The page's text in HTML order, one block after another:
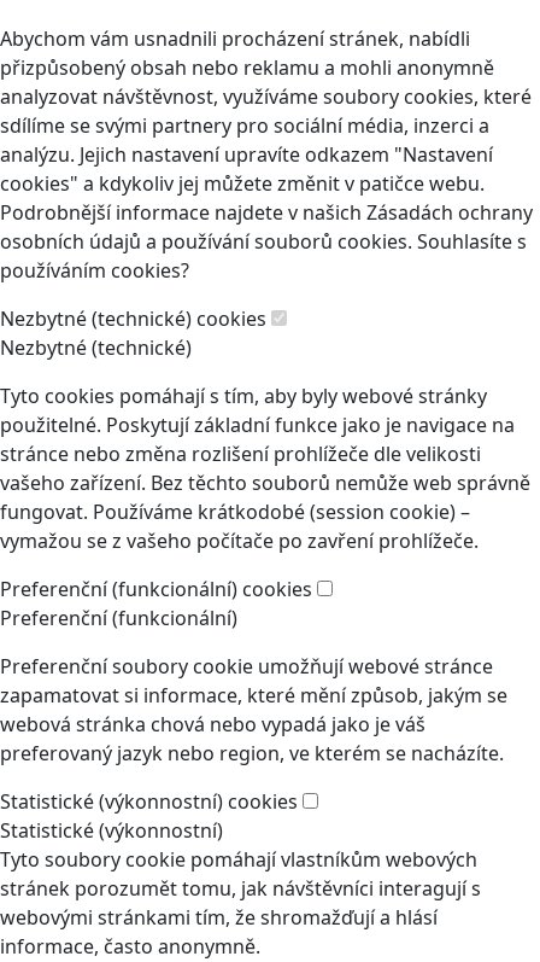
Abychom vám usnadnili procházení stránek, nabídli
přizpůsobený obsah nebo reklamu a mohli anonymně
analyzovat návštěvnost, využíváme soubory cookies, které
sdílíme se svými partnery pro sociální média, inzerci a
analýzu. Jejich nastavení upravíte odkazem "Nastavení
cookies" a kdykoliv jej můžete změnit v patičce webu.
Podrobnější informace najdete v našich Zásadách ochrany
osobních údajů a používání souborů cookies. Souhlasíte s
používáním cookies?
Nezbytné (technické) cookies
Nezbytné (technické)
Tyto cookies pomáhají s tím, aby byly webové stránky
použitelné. Poskytují základní funkce jako je navigace na
stránce nebo změna rozlišení prohlížeče dle velikosti
vašeho zařízení. Bez těchto souborů nemůže web správně
fungovat. Používáme krátkodobé (session cookie) –
vymažou se z vašeho počítače po zavření prohlížeče.
Preferenční (funkcionální) cookies
Preferenční (funkcionální)
Preferenční soubory cookie umožňují webové stránce
zapamatovat si informace, které mění způsob, jakým se
webová stránka chová nebo vypadá jako je váš
preferovaný jazyk nebo region, ve kterém se nacházíte.
Statistické (výkonnostní) cookies
Statistické (výkonnostní)
Tyto soubory cookie pomáhají vlastníkům webových
stránek porozumět tomu, jak návštěvníci interagují s
webovými stránkami tím, že shromažďují a hlásí
informace, často anonymně.